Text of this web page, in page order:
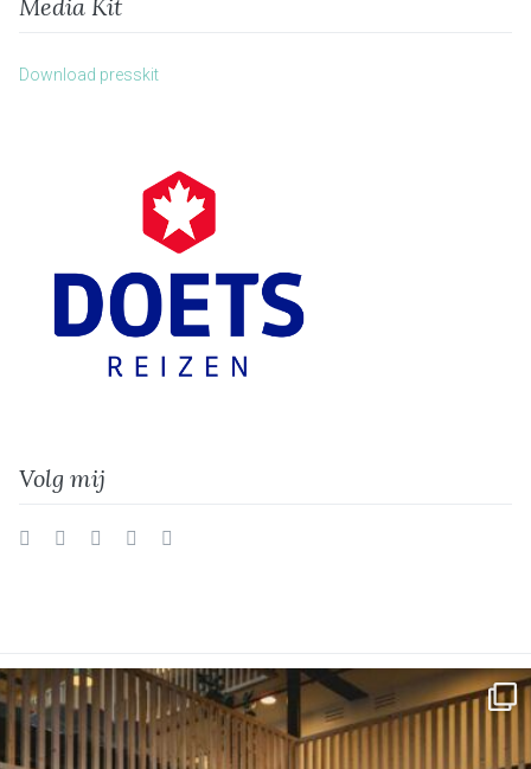
Media Kit
Download presskit
Volg mij
TwitterFacebookInstagram
Vimeo